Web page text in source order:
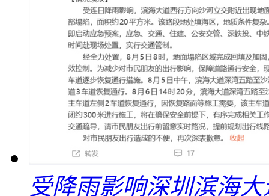
受降雨影响深圳滨海